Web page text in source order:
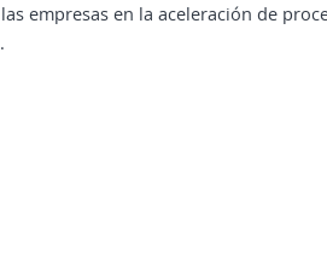
empresas en la aceleración de